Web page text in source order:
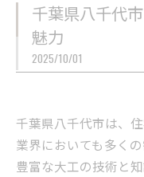
千葉県八千代
魅力
2025/10/01
千葉県八千代市は、
業界においても多く
豊富な大工の技術と